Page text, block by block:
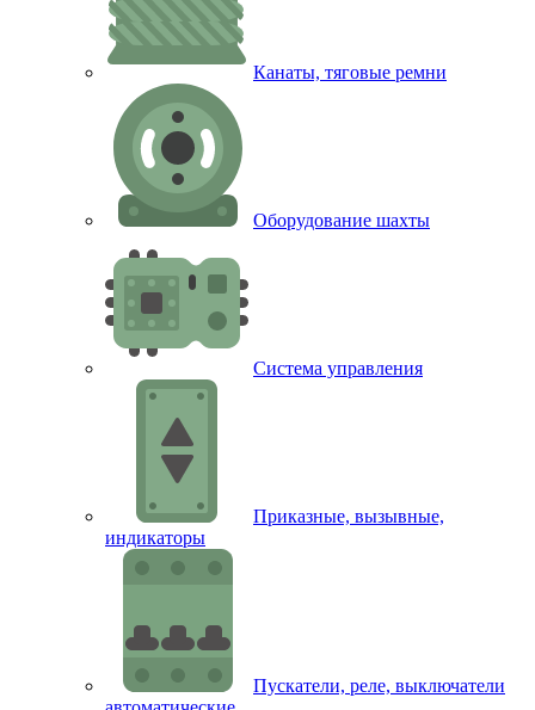
Канаты, тяговые ремни
Оборудование шахты
Система управления
Приказные, вызывные,
индикаторы
Пускатели, реле, выключатели